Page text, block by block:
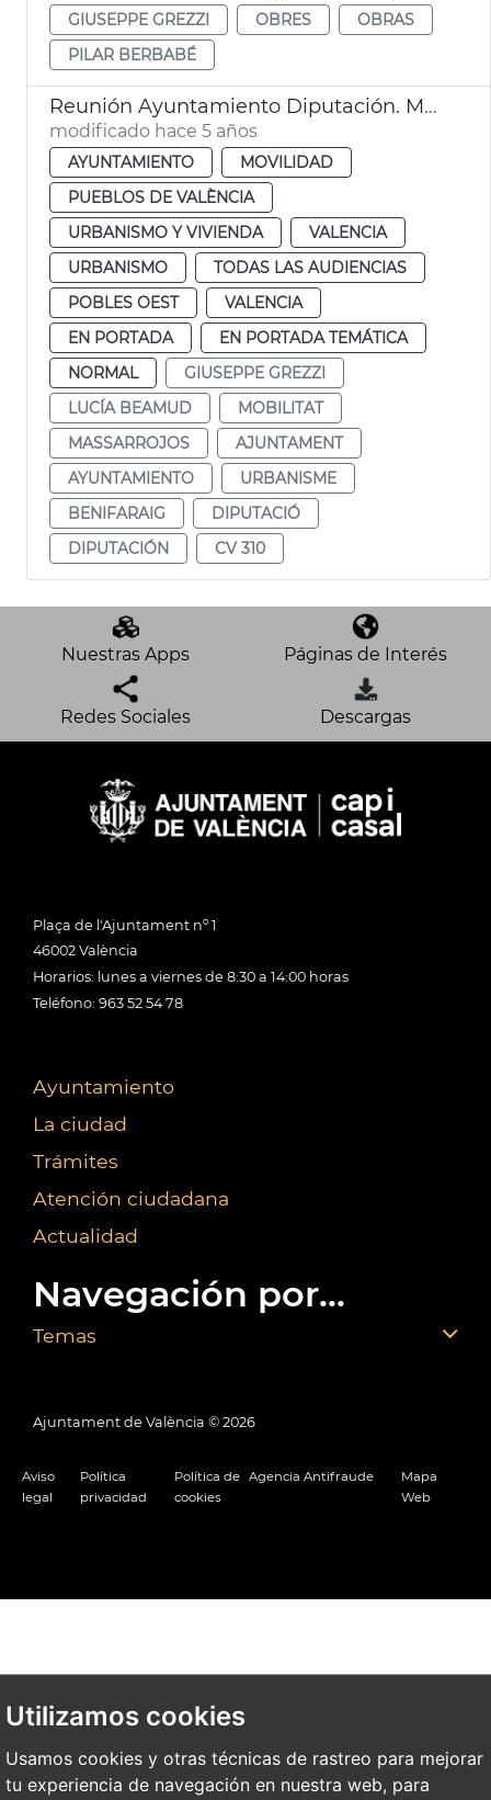
Utilizamos cookies
Usamos cookies y otras técnicas de rastreo para mejorar
tu experiencia de navegación en nuestra web, para
GIUSEPPE GREZZI
OBRES
OBRAS
PILAR BERBABÉ
Reunión Ayuntamiento Diputación. Massarrojos y Benifaraig
modificado hace 5 años
AYUNTAMIENTO
MOVILIDAD
PUEBLOS DE VALÈNCIA
URBANISMO Y VIVIENDA
VALENCIA
URBANISMO
TODAS LAS AUDIENCIAS
POBLES OEST
VALENCIA
EN PORTADA
EN PORTADA TEMÁTICA
NORMAL
GIUSEPPE GREZZI
LUCÍA BEAMUD
MOBILITAT
MASSARROJOS
AJUNTAMENT
AYUNTAMIENTO
URBANISME
BENIFARAIG
DIPUTACIÓ
DIPUTACIÓN
CV 310
Nuestras Apps Páginas de Interés
Redes Sociales Descargas
Plaça de l'Ajuntament nº 1
46002 València
Horarios: lunes a viernes de 8:30 a 14:00 horas
Teléfono: 963 52 54 78
Ayuntamiento
La ciudad
Trámites
Atención ciudadana
Actualidad
Navegación por...
Temas
Ajuntament de València © 2026
Aviso
legal
Política
privacidad
Política de
cookies
Agencia Antifraude
Mapa
Web